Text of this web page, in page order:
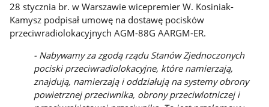
28 stycznia br. w Warszawie wicepremier W. Kosiniak-
Kamysz podpisał umowę na dostawę pocisków
przeciwradiolokacyjnych AGM-88G AARGM-ER.
- Nabywamy za zgodą rządu Stanów Zjednoczonych
pociski przeciwradiolokacyjne, które namierzają,
znajdują, namierzają i oddziałują na systemy obrony
powietrznej przeciwnika, obrony przeciwlotniczej i